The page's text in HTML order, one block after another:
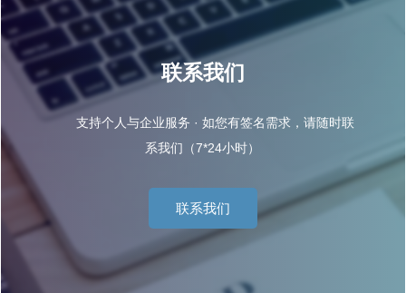
联系我们
支持个人与企业服务 · 如您有签名需求，请随时联
系我们（7*24小时）
联系我们